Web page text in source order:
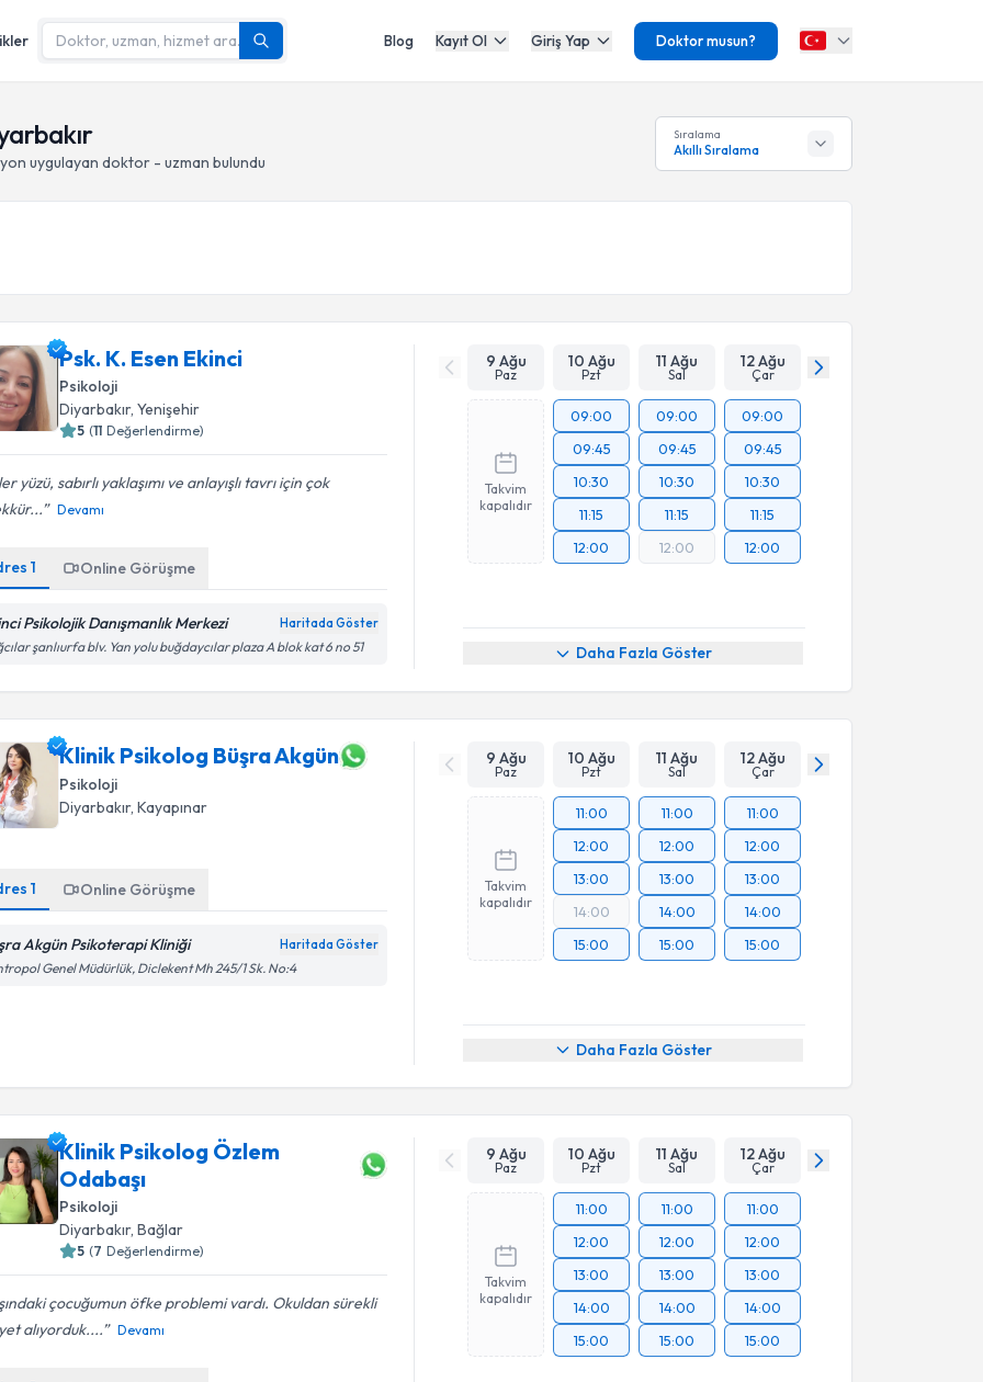
Blog Kayıt Ol Giriş Yap Doktor musun?
uygulayan doktor - uzman bulundu
Sıralama
Akıllı Sıralama
Psk. K. Esen Ekinci
Psikoloji
Diyarbakır, Yenişehir
5 (11 Değerlendirme)
yüzü, sabırlı yaklaşımı ve anlayışlı tavrı için çok
Devamı
1 Online Görüşme
Psikolojik Danışmanlık Merkezi Haritada Göster
şanlıurfa blv. Yan yolu buğdaycılar plaza A blok kat 6 no 51
9 Ağu
Paz
10 Ağu
Pzt
11 Ağu
Sal
12 Ağu
Çar
Takvim
kapalıdır
09:00
09:45
10:30
11:15
12:00
09:00
09:45
10:30
11:15
12:00
09:00
09:45
10:30
11:15
12:00
Daha Fazla Göster
Klinik Psikolog Büşra Akgün
Psikoloji
Diyarbakır, Kayapınar
1 Online Görüşme
Akgün Psikoterapi Kliniği Haritada Göster
Genel Müdürlük, Diclekent Mh 245/1 Sk. No:4
9 Ağu
Paz
10 Ağu
Pzt
11 Ağu
Sal
12 Ağu
Çar
Takvim
kapalıdır
11:00
12:00
13:00
14:00
15:00
11:00
12:00
13:00
14:00
15:00
11:00
12:00
13:00
14:00
15:00
Daha Fazla Göster
Klinik Psikolog Özlem
Odabaşı
Psikoloji
Diyarbakır, Bağlar
5 (7 Değerlendirme)
çocuğumun öfke problemi vardı. Okuldan sürekli
alıyorduk....
Devamı
9 Ağu
Paz
10 Ağu
Pzt
11 Ağu
Sal
12 Ağu
Çar
Takvim
kapalıdır
11:00
12:00
13:00
14:00
15:00
11:00
12:00
13:00
14:00
15:00
11:00
12:00
13:00
14:00
15:00